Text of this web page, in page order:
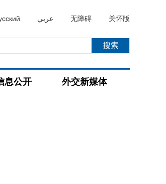
عربي 无障碍 关怀版
息公开 外交新媒体